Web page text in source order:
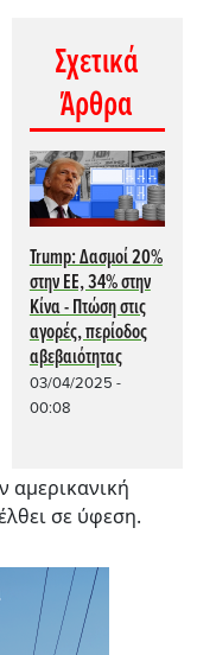
Σχετικά
Άρθρα
Trump: Δασμοί 20%
στην ΕΕ, 34% στην
Κίνα - Πτώση στις
αγορές, περίοδος
αβεβαιότητας
03/04/2025 -
00:08
αμερικανική
σε ύφεση.